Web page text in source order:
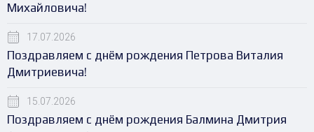
Михайловича!
17.07.2026
Поздравляем с днём рождения Петрова Виталия
Дмитриевича!
15.07.2026
Поздравляем с днём рождения Балмина Дмитрия